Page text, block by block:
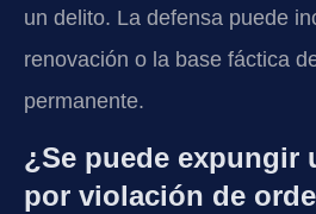
un delito. La defensa puede
renovación o la base fáctica
permanente.
¿Se puede expungir
por violación de